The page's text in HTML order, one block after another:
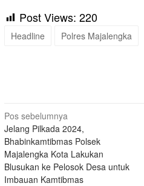
Post Views: 220
Headline Polres Majalengka
Navigasi
pos
Pos sebelumnya
Jelang Pilkada 2024,
Bhabinkamtibmas Polsek
Majalengka Kota Lakukan
Blusukan ke Pelosok Desa untuk
Imbauan Kamtibmas